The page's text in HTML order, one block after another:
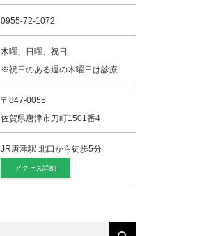
0955-72-1072
木曜、日曜、祝日
※祝日のある週の木曜日は診療
〒847-0055
佐賀県唐津市刀町1501番4
JR唐津駅 北口から徒歩5分
アクセス詳細